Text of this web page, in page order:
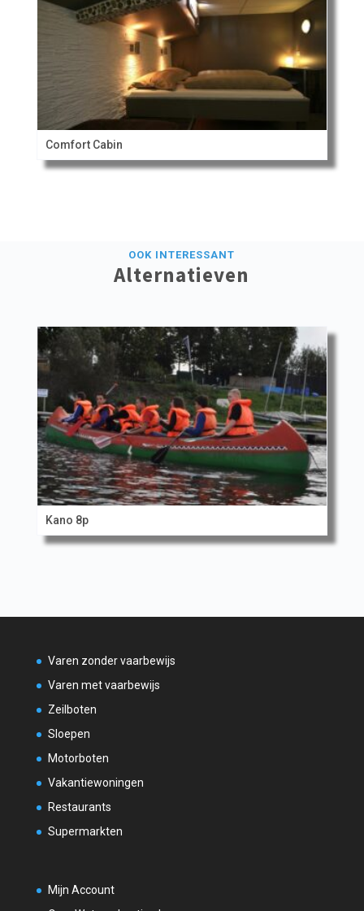
Comfort Cabin
OOK INTERESSANT
Alternatieven
Kano 8p
Varen zonder vaarbewijs
Varen met vaarbewijs
Zeilboten
Sloepen
Motorboten
Vakantiewoningen
Restaurants
Supermarkten
Mijn Account